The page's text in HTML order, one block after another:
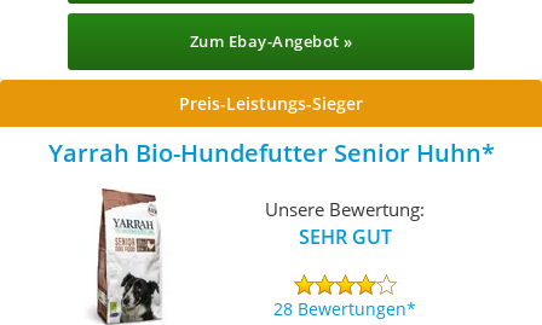
Zum Ebay-Angebot »
Preis-Leistungs-Sieger
Yarrah Bio-Hundefutter Senior Huhn
Unsere Bewertung:
SEHR GUT
28 Bewertungen